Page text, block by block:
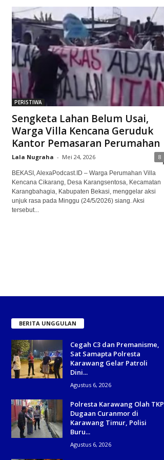
PERISTIWA
Sengketa Lahan Belum Usai,
Warga Villa Kencana Geruduk
Kantor Pemasaran Perumahan
Lala Nugraha - Mei 24, 2026 8
BEKASI, AlexaPodcast.ID – Warga Perumahan Villa
Kencana Cikarang, Desa Karangsentosa, Kecamatan
Karangbahagia, Kabupaten Bekasi, menggelar aksi
unjuk rasa pada Minggu (24/5/2026) siang. Aksi
tersebut...
BERITA UNGGULAN
Cegah C3 dan Premanisme,
Sat Samapta Polresta
Karawang Gelar Patroli
Dini...
Agustus 6, 2026
Polresta Karawang Olah TKP
Dugaan Curanmor di
Karawang Timur, Polisi
Buru...
Agustus 6, 2026